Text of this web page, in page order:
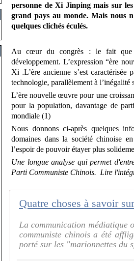
personne deXi Jinping mais sur
grand pays au monde. Mais nous
quelques clichés éculés.
Au cœur du congrès : le fait que
développement. L’expression “ère
Xi .L’ère ancienne s’est
technologie, parallèlement à
L’ère nouvelle œuvre pour une
pour la population, davantage de
mondiale (1)
Nous donnons ci-après quelques
domaines dans la société chinoise
l’espoir de pouvoir étayer plus
Une longue analyse qui permet
Parti Communiste Chinois. Lire
La communication médiatique
communiste chinois a été
porté sur les "marionnettes du